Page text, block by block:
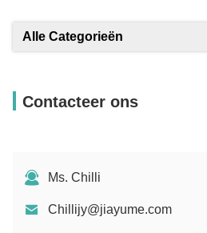
Alle Categorieën
Contacteer ons
Ms. Chilli
Chillijy@jiayume.com